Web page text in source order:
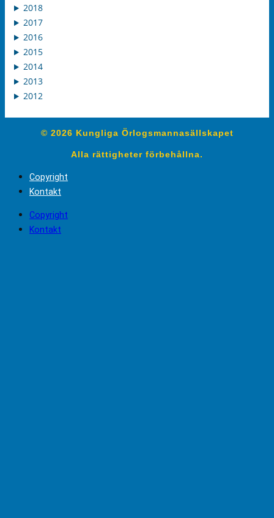
2018
2017
2016
2015
2014
2013
2012
© 2026 Kungliga Örlogsmannasällskapet
Alla rättigheter förbehållna.
Copyright
Kontakt
Copyright
Kontakt